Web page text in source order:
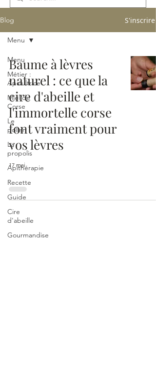
Blog S'inscrire
Menu
Métier :
Apicultrice
Miel de
Corse
Le
pollen
La
propolis
Apithérapie
Recette
Guide
Cire
d'abeille
Gourmandise
Menu
Baume à lèvres
naturel : ce que la
cire d'abeille et
l'immortelle corse
font vraiment pour
vos lèvres
17 mai